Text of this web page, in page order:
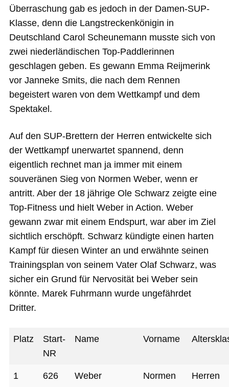
Überraschung gab es jedoch in der Damen-SUP-
Klasse, denn die Langstreckenkönigin in
Deutschland Carol Scheunemann musste sich von
zwei niederländischen Top-Paddlerinnen
geschlagen geben. Es gewann Emma Reijmerink
vor Janneke Smits, die nach dem Rennen
begeistert waren von dem Wettkampf und dem
Spektakel.
Auf den SUP-Brettern der Herren entwickelte sich
der Wettkampf unerwartet spannend, denn
eigentlich rechnet man ja immer mit einem
souveränen Sieg von Normen Weber, wenn er
antritt. Aber der 18 jährige Ole Schwarz zeigte eine
Top-Fitness und hielt Weber in Action. Weber
gewann zwar mit einem Endspurt, war aber im Ziel
sichtlich erschöpft. Schwarz kündigte einen harten
Kampf für diesen Winter an und erwähnte seinen
Trainingsplan von seinem Vater Olaf Schwarz, was
sicher ein Grund für Nervosität bei Weber sein
könnte. Marek Fuhrmann wurde ungefährdet
Dritter.
Platz
Start-
NR
Name Vorname
1 626 Weber Normen Herren